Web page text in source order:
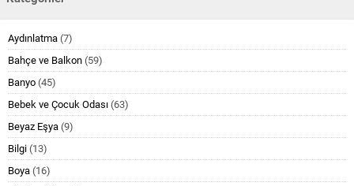
Aydınlatma (7)
Bahçe ve Balkon (59)
Banyo (45)
Bebek ve Çocuk Odası (63)
Beyaz Eşya (9)
Bilgi (13)
Boya (16)